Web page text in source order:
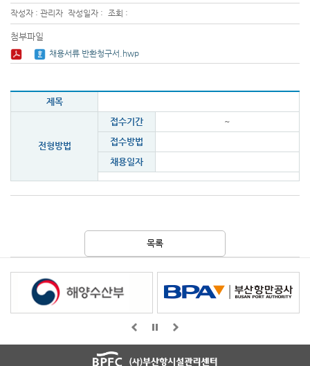
작성자 : 관리자 작성일자 : 조회 :
첨부파일
채용서류 반환청구서.hwp
제목
전형방법
접수기간
~
접수방법
채용일자
목록